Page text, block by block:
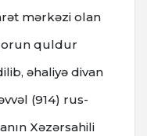
mərkəzi olan
quldur
əhaliyə divan
(914) rus-
Xəzərsahili